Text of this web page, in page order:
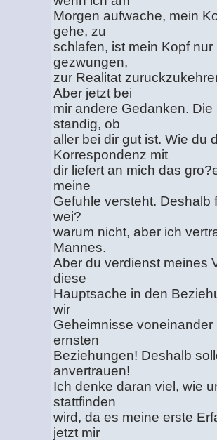
Morgen aufwache, mein
gehe, zu
schlafen, ist mein Kopf
gezwungen,
zur Realitat
Aber jetzt bei
mir andere Gedanken.
standig, ob
aller bei dir gut ist. Wie du
Korrespondenz mit
dir liefert an mich das
meine
Gefuhle versteht. Deshalb
wei?
warum nicht, aber ich
Mannes.
Aber du verdienst meines
diese
Hauptsache in den
wir
Geheimnisse
ernsten
Beziehungen! Deshalb
anvertrauen!
Ich denke daran viel, wie
stattfinden
wird, da es meine erste
jetzt mir